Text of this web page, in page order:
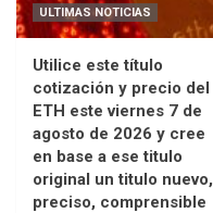
ULTIMAS NOTICIAS
Utilice este título
cotización y precio del
ETH este viernes 7 de
agosto de 2026 y cree
en base a ese titulo
original un titulo nuevo,
preciso, comprensible